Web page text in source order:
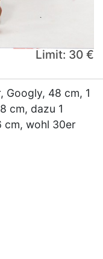
Limit: 30 €
Googly, 48 cm, 1
cm, dazu 1
cm, wohl 30er